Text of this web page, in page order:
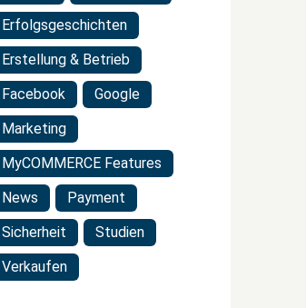
Erfolgsgeschichten
Erstellung & Betrieb
Facebook
Google
Marketing
MyCOMMERCE Features
News
Payment
Sicherheit
Studien
Verkaufen